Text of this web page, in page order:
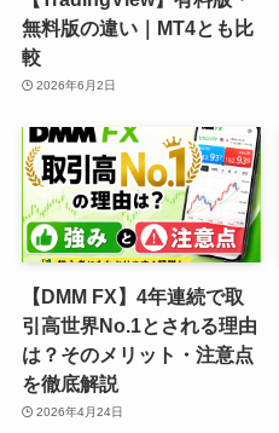
無料版の違い｜MT4とも比
較
2026年6月2日
【DMM FX】4年連続で取
引高世界No.1とされる理由
は？そのメリット・注意点
を徹底解説
2026年4月24日